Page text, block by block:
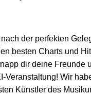
der perfekten
besten Charts und
dir deine Freunde
Veranstaltung! Wir
Künstler des